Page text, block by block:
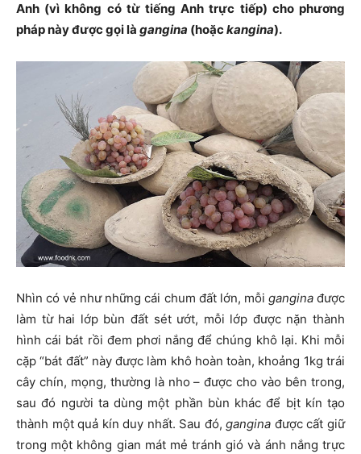
Anh (vì không có từ tiếng Anh trực tiếp) cho phương
pháp này được gọi là gangina (hoặckangina).
Nhìn có vẻ như những cái chum đất lớn, mỗi ganginađược
làm từ hai lớp bùn đất sét ướt, mỗi lớp được nặn thành
hình cái bát rồi đem phơi nắng để chúng khô lại. Khi mỗi
cặp “bát đất” này được làm khô hoàn toàn, khoảng 1kg trái
cây chín, mọng, thường là nho – được cho vào bên trong,
sau đó người ta dùng một phần bùn khác để bịt kín tạo
thành một quả kín duy nhất. Sau đó,gangina được cất giữ
trong một không gian mát mẻ tránh gió và ánh nắng trực